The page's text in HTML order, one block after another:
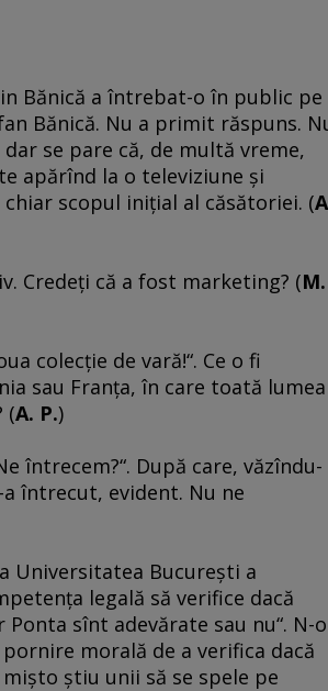
Bănică a întrebat-o în public pe
Bănică. Nu a primit răspuns.
se pare că, de multă vreme,
apărînd la o televiziune şi
scopul iniţial al căsătoriei. (
Credeţi că a fost marketing? (M.
colecţie de vară!“. Ce o fi
sau Franţa, în care toată lumea
(A. P.)
întrecem?“. După care, văzîndu-
întrecut, evident. Nu ne
Universitatea Bucureşti a
legală să verifice dacă
sînt adevărate sau nu“. N-o
morală de a verifica dacă
ştiu unii să se spele pe